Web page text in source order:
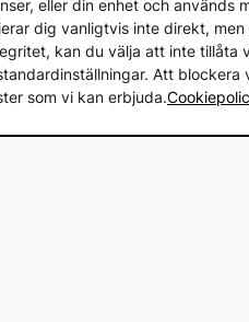
eller din enhet och
dig vanligtvis inte direkt,
kan du välja att inte
Att
som vi kan erbjuda.